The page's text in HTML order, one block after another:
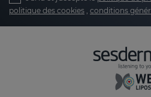
politique des cookies , conditions